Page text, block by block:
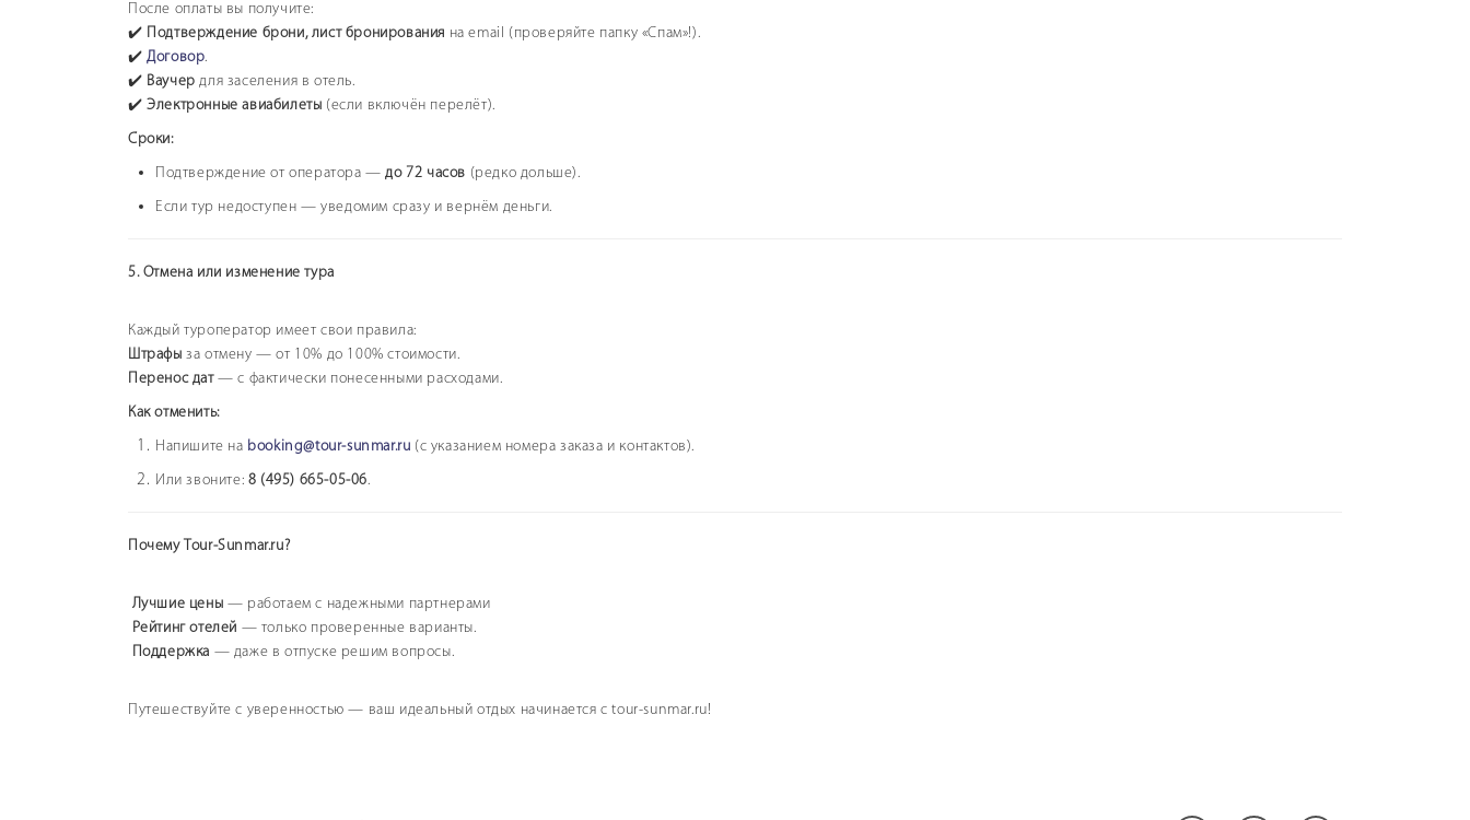
После оплаты вы получите:
✔️ Подтверждение брони, лист бронирования на email (проверяйте папку «Спам»!).
✔️Договор.
✔️ Ваучер для заселения в отель.
✔️Электронные авиабилеты (если включён перелёт).
Сроки:
Подтверждение от оператора —до 72 часов (редко дольше).
Если тур недоступен — уведомим сразу и вернём деньги.
5. Отмена или изменение тура
Каждый туроператор имеет свои правила:
Штрафы за отмену — от 10% до 100% стоимости.
Перенос дат— с фактически понесенными расходами.
Как отменить:
Напишите на booking@tour-sunmar.ru (с указанием номера заказа и контактов).
Или звоните: 8 (495) 665-05-06.
Почему Tour-Sunmar.ru?
Лучшие цены — работаем с надежными партнерами
Рейтинг отелей — только проверенные варианты.
Поддержка — даже в отпуске решим вопросы.
Путешествуйте с уверенностью — ваш идеальный отдых начинается с tour-sunmar.ru!